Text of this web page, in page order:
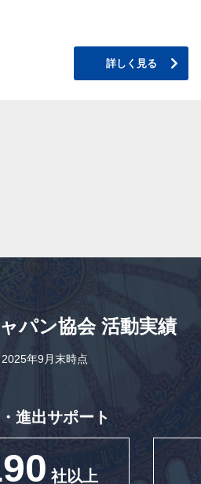
詳しく見る
パン協会 活動実績
年9月末時点
進出サポート
社以上